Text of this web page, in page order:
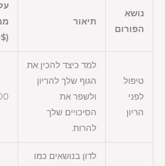
נושא
הפורום
תיאור
($USD)
טיפול
לפני
הריון
למד כיצד להכין את
הגוף שלך להריון
ולשפר את
הסיכויים שלך
להרות.
לדון בנושאים כמו